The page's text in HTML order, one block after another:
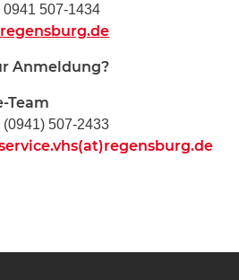
0941 507-1434
Anmeldung?
Team
(0941) 507-2433